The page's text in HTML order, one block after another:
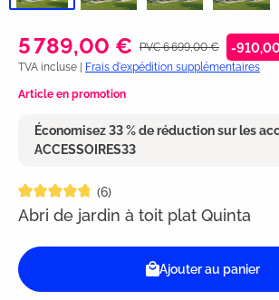
5 789,00 € PVC 6 699,00 € -
TVA incluse | Frais d'expédition supplémentaires
Article en promotion
Économisez 33 % de réduction sur les
ACCESSOIRES33
Note moyenne de 4.8 sur 5 étoiles
(6)
Abri de jardin à toit plat Quinta
Ajouter au panier